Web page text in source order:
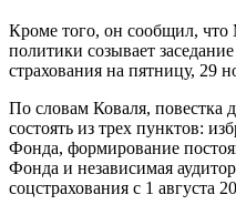
Кроме того, он сообщил, что
политики созывает
страхования на пятницу, 29
По словам Коваля, повестка
состоять из трех пунктов:
Фонда, формирование
Фонда и независимая
соцстрахования с 1 августа